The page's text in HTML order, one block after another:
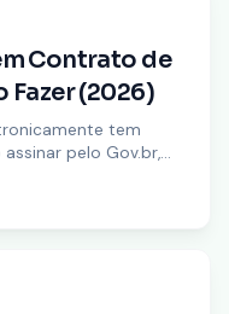
Contrato de
Fazer (2026)
tem
pelo Gov.br,